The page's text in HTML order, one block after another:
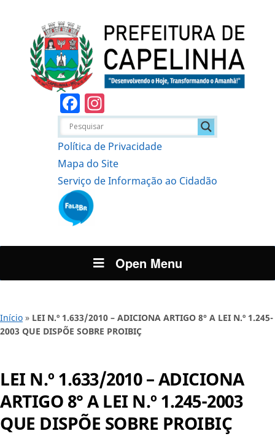
Facebook
Política de Privacidade
Mapa do Site
Serviço de Informação ao Cidadão
Open Menu
Início » LEI N.º 1.633/2010 – ADICIONA ARTIGO 8° A LEI N.º 1.245-
2003 QUE DISPÕE SOBRE PROIBIÇ
LEI N.º 1.633/2010 – ADICIONA
ARTIGO 8° A LEI N.º 1.245-2003
QUE DISPÕE SOBRE PROIBIÇ